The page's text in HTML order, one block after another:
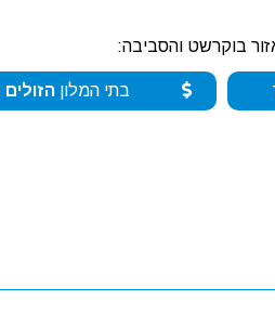
בוקרשט והסביבה:
בתי המלוןהזולים